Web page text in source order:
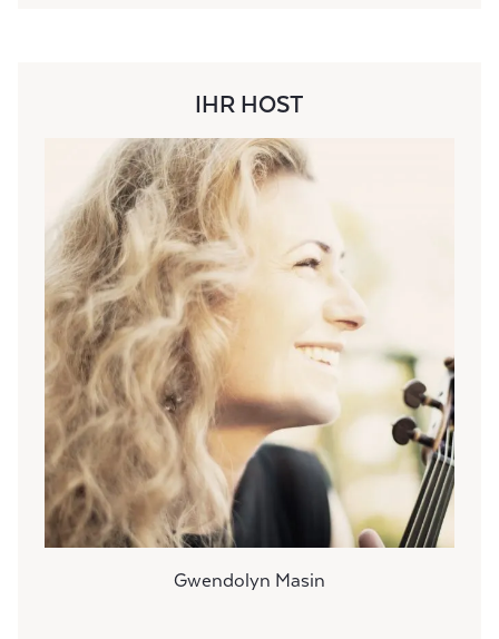
IHR HOST
Gwendolyn Masin